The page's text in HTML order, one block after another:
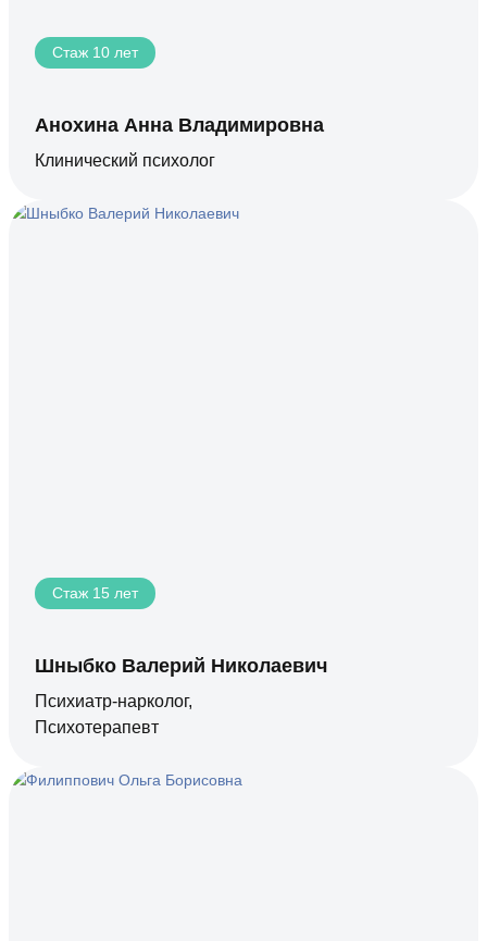
Стаж 10 лет
Анохина Анна Владимировна
Клинический психолог
Стаж 15 лет
Шныбко Валерий Николаевич
Психиатр-нарколог,
Психотерапевт